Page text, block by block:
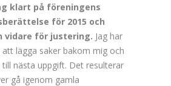
klart på föreningens
för 2015 och
vidare för justering. Jag har
lägga saker bakom mig och
till nästa uppgift. Det resulterar
gå igenom gamla